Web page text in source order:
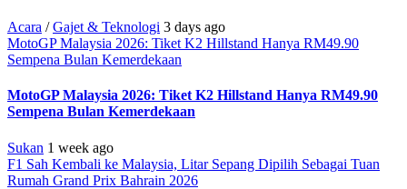
Acara /Gajet & Teknologi 3 days ago
MotoGP Malaysia 2026: Tiket K2 Hillstand Hanya RM49.90
Sempena Bulan Kemerdekaan
MotoGP Malaysia 2026: Tiket K2 Hillstand Hanya RM49.90
Sempena Bulan Kemerdekaan
Sukan 1 week ago
F1 Sah Kembali ke Malaysia, Litar Sepang Dipilih Sebagai Tuan
Rumah Grand Prix Bahrain 2026